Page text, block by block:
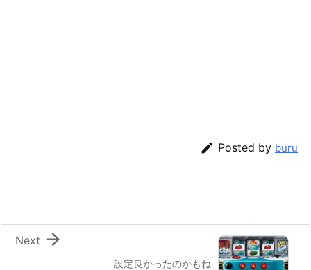
 Posted by buru
設定良かったのかもね

Next